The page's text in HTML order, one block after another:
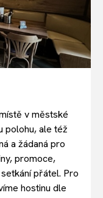
v městské
polohu, ale též
a žádaná pro
promoce,
přátel. Pro
hostinu dle